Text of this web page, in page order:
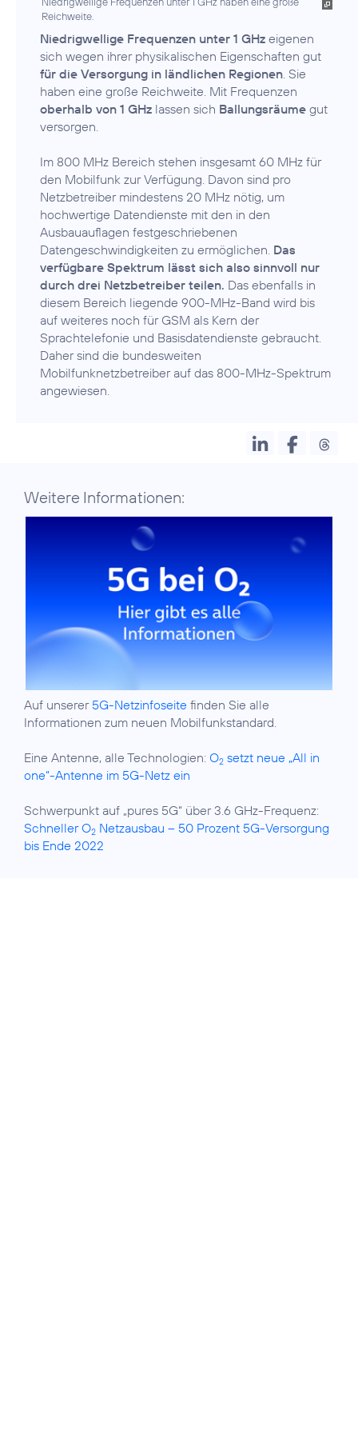
Reichweite.
Niedrigwellige Frequenzen unter 1 GHz eigenen
sich wegen ihrer physikalischen Eigenschaften gut
für die Versorgung in ländlichen Regionen. Sie
haben eine große Reichweite. Mit Frequenzen
oberhalb von 1 GHz lassen sich Ballungsräume gut
versorgen.
Im 800 MHz Bereich stehen insgesamt 60 MHz für
den Mobilfunk zur Verfügung. Davon sind pro
Netzbetreiber mindestens 20 MHz nötig, um
hochwertige Datendienste mit den in den
Ausbauauflagen festgeschriebenen
Datengeschwindigkeiten zu ermöglichen. Das
verfügbare Spektrum lässt sich also sinnvoll nur
durch drei Netzbetreiber teilen. Das ebenfalls in
diesem Bereich liegende 900-MHz-Band wird bis
auf weiteres noch für GSM als Kern der
Sprachtelefonie und Basisdatendienste gebraucht.
Daher sind die bundesweiten
Mobilfunknetzbetreiber auf das 800-MHz-Spektrum
Weitere Informationen:
Auf unserer 5G-Netzinfoseite finden Sie alle
Informationen zum neuen Mobilfunkstandard.
Eine Antenne, alle Technologien: O2 setzt neue „All in
one“-Antenne im 5G-Netz ein
Schwerpunkt auf „pures 5G“ über 3.6 GHz-Frequenz:
Schneller O2 Netzausbau – 50 Prozent 5G-Versorgung
bis Ende 2022